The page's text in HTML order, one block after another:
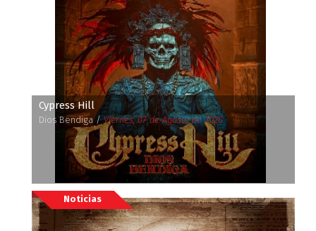
Cypress Hill
Dios Bendiga /Viernes, 07 de Agosto de 2026
Noticias